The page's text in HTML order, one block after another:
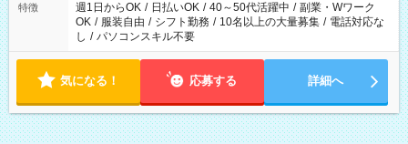
特徴 週1日からOK / 日払いOK / 40～50代活躍中 / 副業・Wワーク
OK / 服装自由 / シフト勤務 / 10名以上の大量募集 / 電話対応な
し / パソコンスキル不要
気になる！ 応募する 詳細へ